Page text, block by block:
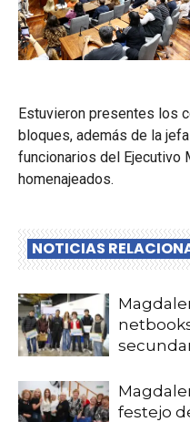
Estuvieron presentes los
bloques, además de la
funcionarios del Ejecutivo
homenajeados.
NOTICIAS
festejo